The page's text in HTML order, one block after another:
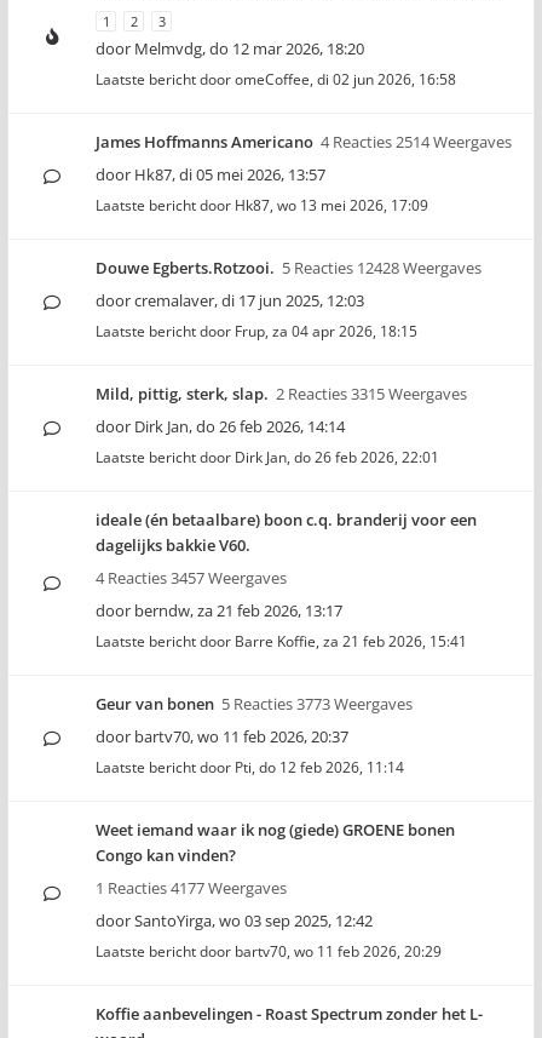
1 2 3
door Melmvdg,do 12 mar 2026, 18:20
Laatste bericht dooromeCoffee, di 02 jun 2026, 16:58
James Hoffmanns Americano 4 Reacties 2514 Weergaves
door Hk87,di 05 mei 2026, 13:57
Laatste bericht door Hk87, wo 13 mei 2026, 17:09
Douwe Egberts.Rotzooi. 5 Reacties 12428 Weergaves
doorcremalaver,di 17 jun 2025, 12:03
Laatste bericht door Frup, za 04 apr 2026, 18:15
Mild, pittig, sterk, slap. 2 Reacties 3315 Weergaves
door Dirk Jan,do 26 feb 2026, 14:14
Laatste bericht door Dirk Jan, do 26 feb 2026, 22:01
ideale (én betaalbare) boon c.q. branderij voor een
dagelijks bakkie V60.
4 Reacties 3457 Weergaves
door berndw,za 21 feb 2026, 13:17
Laatste bericht door Barre Koffie, za 21 feb 2026, 15:41
Geur van bonen 5 Reacties 3773 Weergaves
door bartv70,wo 11 feb 2026, 20:37
Laatste bericht door Pti, do 12 feb 2026, 11:14
Weet iemand waar ik nog (giede) GROENE bonen
Congo kan vinden?
1 Reacties 4177 Weergaves
doorSantoYirga,wo 03 sep 2025, 12:42
Laatste bericht door bartv70, wo 11 feb 2026, 20:29
Koffie aanbevelingen - Roast Spectrum zonder het L-